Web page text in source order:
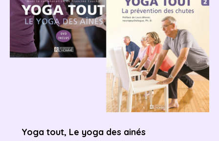
Yoga tout, Le yoga des ainés